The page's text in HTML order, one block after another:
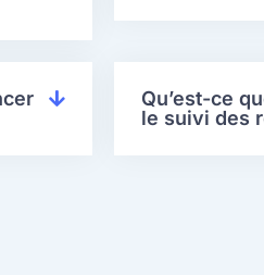
Qu’est-ce
le suivi des